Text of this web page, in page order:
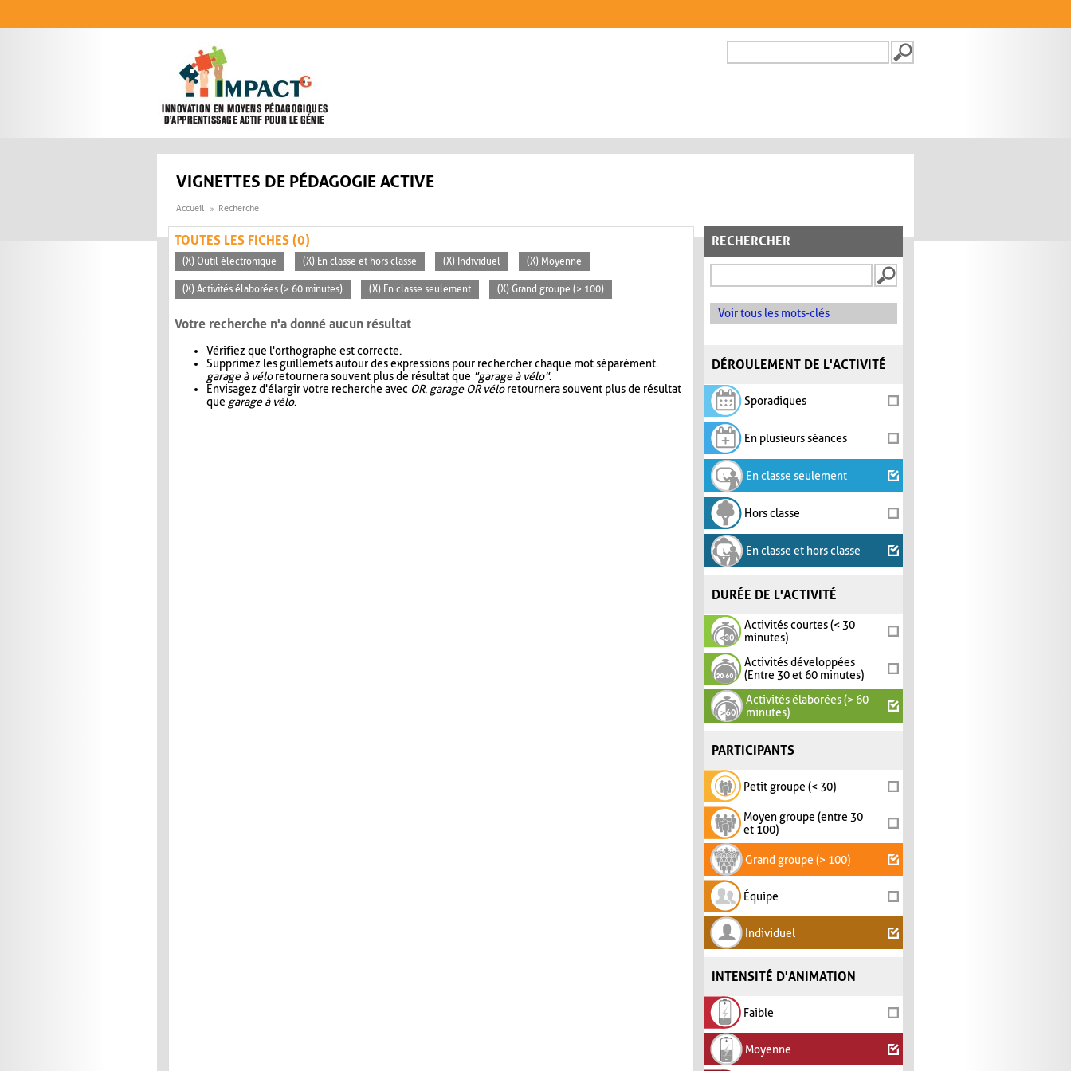
FORMULAIRE DE
VIGNETTES DE PÉDAGOGIE ACTIVE
Accueil Recherche
RECHERCHER
Voir tous les mots-clés
DÉROULEMENT DE L'ACTIVITÉ
Sporadiques
En plusieurs séances
En classe seulement
Hors classe
En classe et hors classe
DURÉE DE L'ACTIVITÉ
Activités courtes (< 30
minutes)
Activités développées
(Entre 30 et 60 minutes)
Activités élaborées (> 60
minutes)
PARTICIPANTS
Petit groupe (< 30)
Moyen groupe (entre 30
et 100)
Grand groupe (> 100)
Équipe
Individuel
INTENSITÉ D'ANIMATION
Faible
Moyenne
TOUTES LES FICHES (0)
(X) Outil électronique (X) En classe et hors classe (X) Individuel (X) Moyenne
(X) Activités élaborées (> 60 minutes) (X) En classe seulement (X) Grand groupe (> 100)
Votre recherche n'a donné aucun résultat
Vérifiez que l'orthographe est correcte.
Supprimez les guillemets autour des expressions pour rechercher chaque mot séparément.
garage à véloretournera souvent plus de résultat que "garage à vélo".
Envisagez d'élargir votre recherche avec OR. garage OR véloretournera souvent plus de résultat
que garage à vélo.